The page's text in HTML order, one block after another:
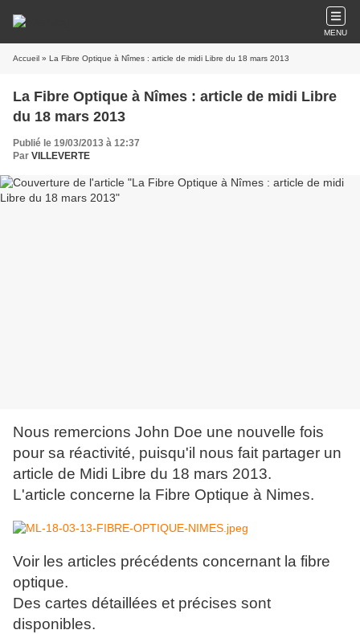
MENU
Accueil » La Fibre Optique à Nîmes : article de midi Libre du 18 mars 2013
La Fibre Optique à Nîmes : article de midi Libre
du 18 mars 2013
Publié le 19/03/2013 à 12:37
Par VILLEVERTE
Nous remercions John Doe une nouvelle fois
pour sa réactivité, puisqu'il nous fait partager un
article de Midi Libre du 18 mars 2013.
L'article concerne la Fibre Optique à Nimes.
Voir les articles précédents concernant la fibre
optique.
Des cartes détaillées et précises sont
disponibles.